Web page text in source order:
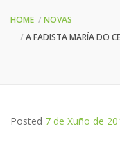
HOME
NOVAS
A FADISTA MARÍA DO
Posted 7 de Xuño de